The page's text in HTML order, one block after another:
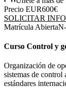
Precio EUR600€
SOLICITAR
Matrícula AbiertaN-
Curso Control y
Organización de
sistemas de control
estándares